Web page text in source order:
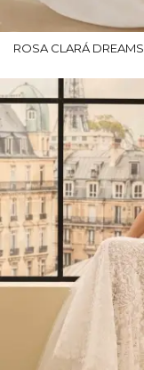
ROSA CLARÁ DREAMS